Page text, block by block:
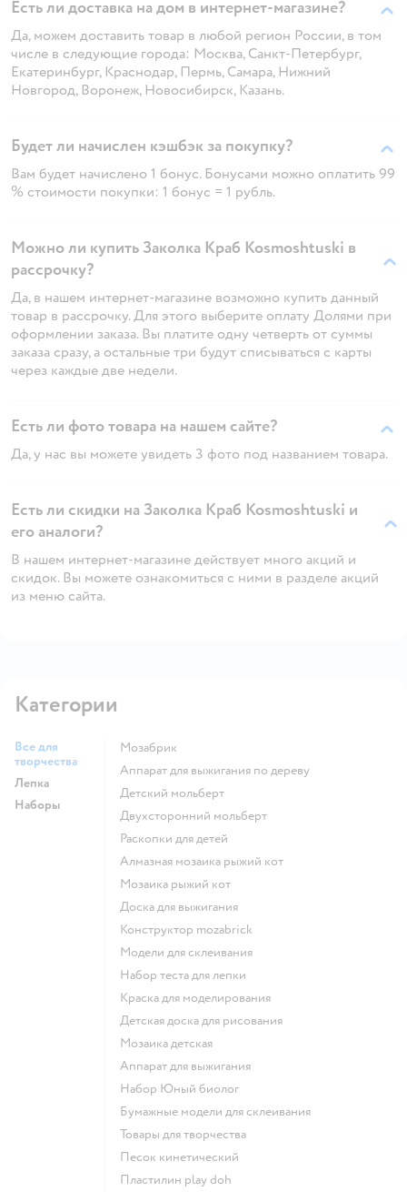
Есть ли доставка на дом в интернет-магазине?
Да, можем доставить товар в любой регион России, в том
числе в следующие города: Москва, Санкт-Петербург,
Екатеринбург, Краснодар, Пермь, Самара, Нижний
Новгород, Воронеж, Новосибирск, Казань.
Будет ли начислен кэшбэк за покупку?
Вам будет начислено 1 бонус. Бонусами можно оплатить 99
% стоимости покупки: 1 бонус = 1 рубль.
Можно ли купить Заколка Краб Kosmoshtuski в
рассрочку?
Да, в нашем интернет-магазине возможно купить данный
товар в рассрочку. Для этого выберите оплату Долями при
оформлении заказа. Вы платите одну четверть от суммы
заказа сразу, а остальные три будут списываться с карты
через каждые две недели.
Есть ли фото товара на нашем сайте?
Да, у нас вы можете увидеть 3 фото под названием товара.
Есть ли скидки на Заколка Краб Kosmoshtuski и
его аналоги?
В нашем интернет-магазине действует много акций и
скидок. Вы можете ознакомиться с ними в разделе акций
из меню сайта.
Категории
Все для
творчества
Лепка
Наборы
Мозабрик
Аппарат для выжигания по дереву
Детский мольберт
Двухсторонний мольберт
Раскопки для детей
Алмазная мозаика рыжий кот
Мозаика рыжий кот
Доска для выжигания
Конструктор mozabrick
Модели для склеивания
Набор теста для лепки
Краска для моделирования
Детская доска для рисования
Мозаика детская
Аппарат для выжигания
набор Юный биолог
Бумажные модели для склеивания
Товары для творчества
Песок кинетический
Пластилин play doh